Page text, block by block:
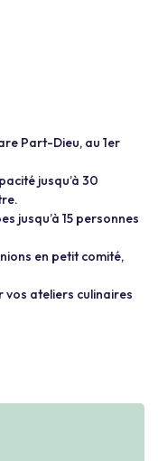
Part-Dieu, au 1er
jusqu’à 30
jusqu’à 15 personnes
en petit comité,
vos ateliers culinaires